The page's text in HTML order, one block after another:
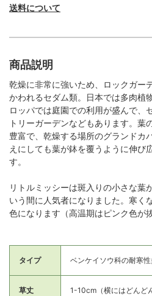
送料について
商品説明
乾燥に非常に強いため、ロックガー
かわれるセダム類。日本では多肉植
ロッパでは庭園での利用が盛んで、
トリーガーデンなどもあります。葉
豊富で、乾燥する場所のグランドカ
えにしても葉が鉢を覆うように伸び
す。
リトルミッシーは斑入りの小さな葉
いう間に人気者になりました。寒く
色になります（高温期はピンク色が
タイプ ベンケイソウ科の耐寒
草丈 1-10cm（横にはどんど